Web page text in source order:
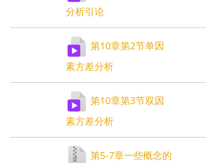
分析引论
第10章第2节单因
素方差分析
第10章第3节双因
素方差分析
第5-7章一些概念的